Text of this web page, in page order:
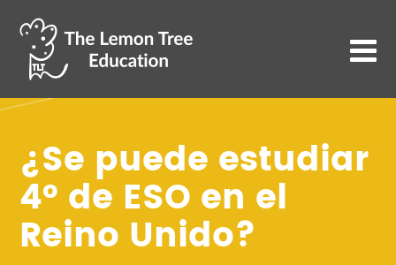
¿Se puede estudiar
4º de ESO en el
Reino Unido?